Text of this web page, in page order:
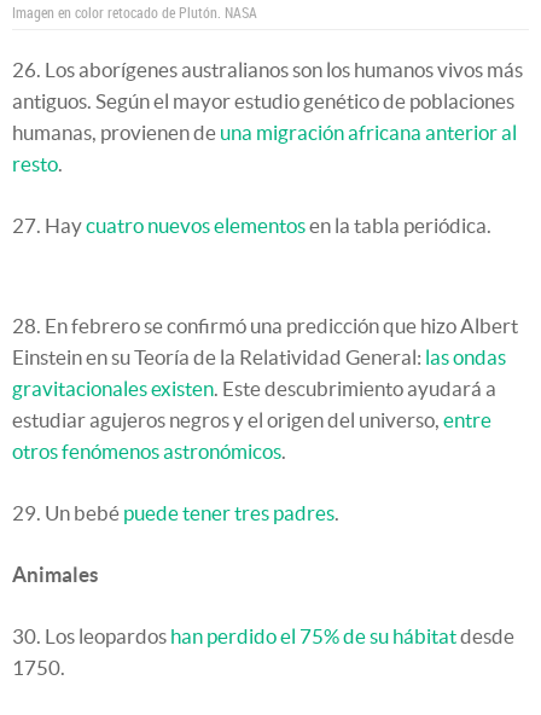
Imagen en color retocado de Plutón. NASA
26. Los aborígenes australianos son los humanos vivos más
antiguos. Según el mayor estudio genético de poblaciones
humanas, provienen de una migración africana anterior al
resto
27. Haycuatro nuevos elementosen la tabla periódica.
28. En febrero se confirmó una predicción que hizo Albert
Einstein en su Teoría de la Relatividad General: las ondas
gravitacionales existen . Este descubrimiento ayudará a
estudiar agujeros negros y el origen del universo, entre
otros fenómenos astronómicos
29. Un bebé puede tener tres padres
Animales
30. Los leopardos han perdido el 75% de su hábitatdesde
1750.